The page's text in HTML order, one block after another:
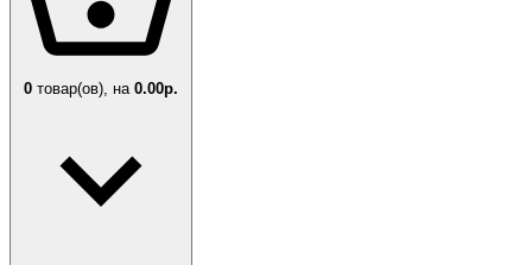
0 товар(ов), на 0.00р.